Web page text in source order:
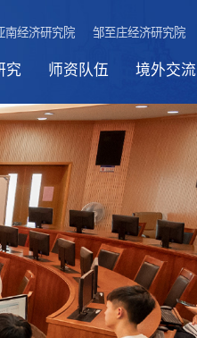
南经济研究院 邹至庄经济研究院
究 师资队伍 境外交流